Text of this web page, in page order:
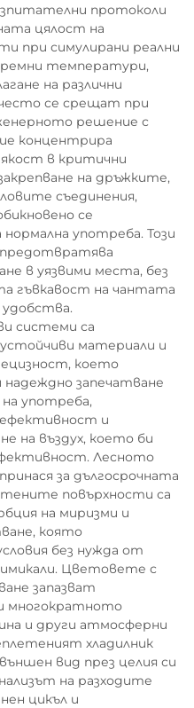
протоколи
цялост на
при симулирани реални
температури,
на различни
се срещат при
решение с
концентрира
в критични
на дръжките,
съединения,
се
употреба. Този
предотвратява
в уязвими места, без
гъвкавост на чантата
системи са
материали и
което
запечатване
употреба,
и
на въздух, което би
Лесното
за дългосрочната
повърхности са
на миризми и
която
без нужда от
Цветовете с
запазват
многократното
и други атмосферни
хладилник
вид през целия си
на разходите
цикъл и